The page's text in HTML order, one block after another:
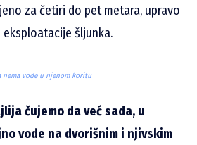
za četiri do pet metara, upravo
šljunka.
nema vode u njenom koritu
čujemo da već sada, u
vode na dvorišnim i njivskim